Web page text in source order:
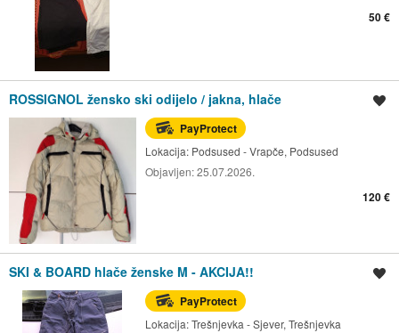
50 €
ROSSIGNOL žensko ski odijelo / jakna, hlače
PayProtect
Lokacija: Podsused - Vrapče, Podsused
Objavljen:25.07.2026.
120 €
SKI & BOARD hlače ženske M - AKCIJA!!
PayProtect
Lokacija:Trešnjevka - Sjever, Trešnjevka